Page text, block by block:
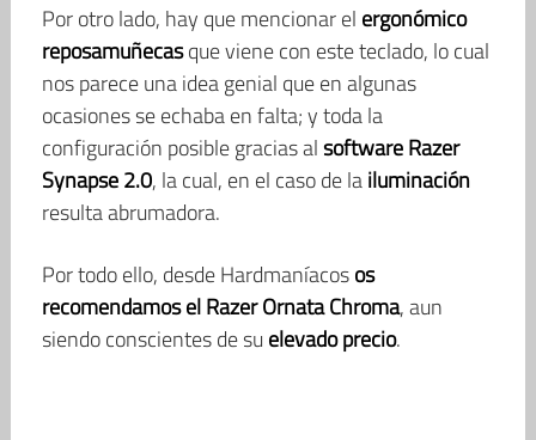
Por otro lado, hay que mencionar el ergonómico
reposamuñecasque viene con este teclado, lo cual
nos parece una idea genial que en algunas
ocasiones se echaba en falta; y toda la
configuración posible gracias alsoftware Razer
Synapse 2.0, la cual, en el caso de lailuminación
resulta abrumadora.
Por todo ello, desde Hardmaníacosos
recomendamos el Razer Ornata Chroma, aun
siendo conscientes de su elevado precio.